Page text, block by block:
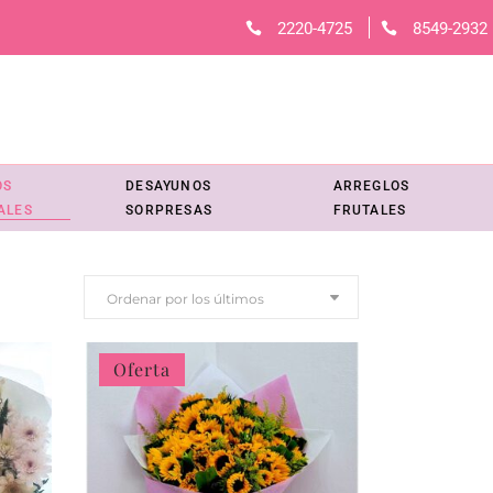
2220-4725 8549-2932
DESAYUNOS
SORPRESAS
ARREGLOS
FRUTALES
Ordenar por los últimos
Oferta